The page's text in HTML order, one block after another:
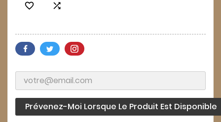
 
Prévenez-Moi Lorsque Le Produit Est Disponible